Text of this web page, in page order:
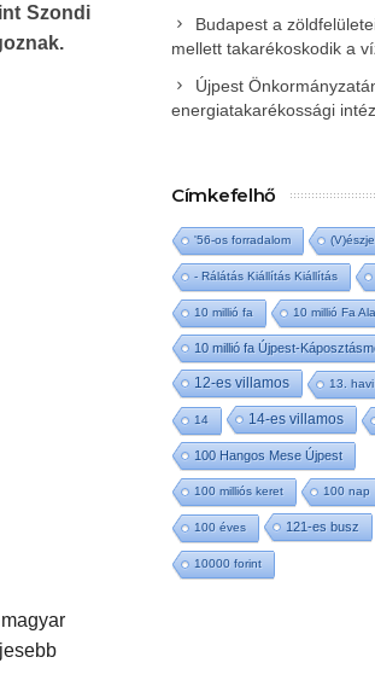
Szondi
Budapest a
mellett takarékoskodik a
Újpest
energiatakarékossági
Címkefelhő
'56-os forradalom
- Rálátás Kiállítás Kiállítás
10 millió fa 10 millió Fa
10 millió fa Újpest-
12-es villamos 13.
14 14-es villamos
100 Hangos Mese Újpest
100 milliós keret 100 nap
100 éves 121-es busz
10000 forint